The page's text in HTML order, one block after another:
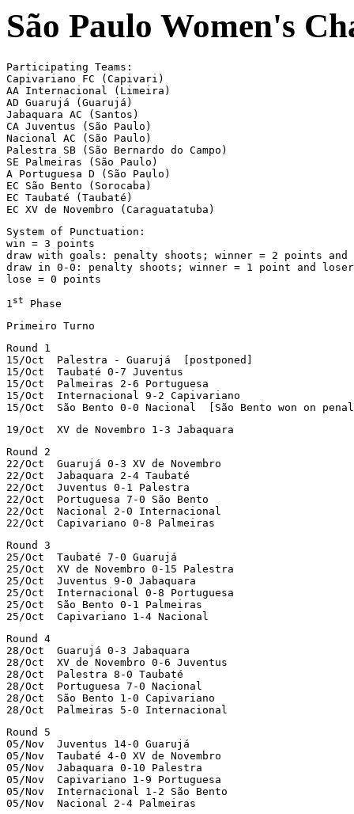
São Paulo Women's
Participating Teams:
Capivariano FC (Capivari)
AA Internacional (Limeira)
AD Guarujá (Guarujá)
Jabaquara AC (Santos)
CA Juventus (São Paulo)
Nacional AC (São Paulo)
Palestra SB (São Bernardo do Campo)
SE Palmeiras (São Paulo)
A Portuguesa D (São Paulo)
EC São Bento (Sorocaba)
EC Taubaté (Taubaté)
EC XV de Novembro (Caraguatatuba)
System of Punctuation:
win = 3 points
draw with goals: penalty shoots; winner = 2 points
draw in 0-0: penalty shoots; winner = 1 point and
lose = 0 points
1st
Phase
Primeiro Turno
Round 1
15/Oct	Palestra - Guarujá  [postponed]
15/Oct	Taubaté 0-7 Juventus
15/Oct	Palmeiras 2-6 Portuguesa
15/Oct	Internacional 9-2 Capivariano
15/Oct 	São Bento 0-0 Nacional  [São Bento won on
19/Oct	XV de Novembro 1-3 Jabaquara
Round 2
22/Oct	Guarujá 0-3 XV de Novembro
22/Oct	Jabaquara 2-4 Taubaté
22/Oct	Juventus 0-1 Palestra
22/Oct	Portuguesa 7-0 São Bento
22/Oct	Nacional 2-0 Internacional
22/Oct	Capivariano 0-8 Palmeiras
Round 3
25/Oct	Taubaté 7-0 Guarujá
25/Oct	XV de Novembro 0-15 Palestra
25/Oct	Juventus 9-0 Jabaquara
25/Oct	Internacional 0-8 Portuguesa
25/Oct	São Bento 0-1 Palmeiras
25/Oct	Capivariano 1-4 Nacional
Round 4
28/Oct	Guarujá 0-3 Jabaquara
28/Oct	XV de Novembro 0-6 Juventus
28/Oct	Palestra 8-0 Taubaté
28/Oct	Portuguesa 7-0 Nacional
28/Oct	São Bento 1-0 Capivariano
28/Oct	Palmeiras 5-0 Internacional
Round 5
05/Nov	Juventus 14-0 Guarujá
05/Nov	Taubaté 4-0 XV de Novembro
05/Nov	Jabaquara 0-10 Palestra
05/Nov	Capivariano 1-9 Portuguesa
05/Nov	Internacional 1-2 São Bento
05/Nov	Nacional 2-4 Palmeiras